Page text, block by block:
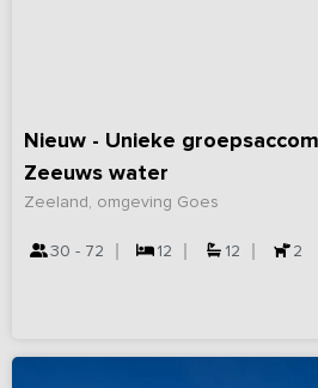
Nieuw - Unieke
Zeeuws water
Zeeland, omgeving Goes
30 - 72 12 12 2